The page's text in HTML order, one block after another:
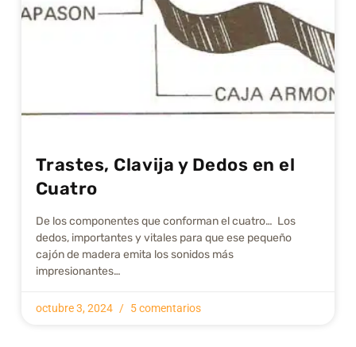
Trastes, Clavija y Dedos en el
Cuatro
De los componentes que conforman el cuatro… Los
dedos, importantes y vitales para que ese pequeño
cajón de madera emita los sonidos más
impresionantes…
octubre 3, 2024 5 comentarios